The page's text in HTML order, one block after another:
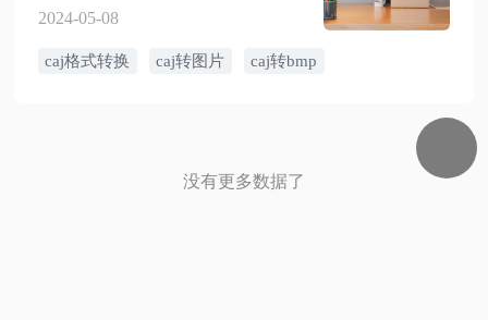
见的文献格式。然而，有时我们
式，如BMP，以便于在各种设备
先，你需要一个可以完成这项任
务的在线工具或软件。金舟CAJ转
2024-05-08
caj格式转换 caj转图片 caj转bmp
没有更多数据了